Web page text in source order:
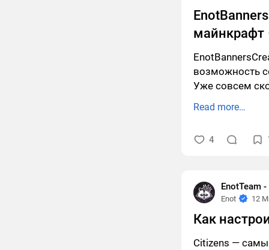
майнкрафт
возможность
Уже совсем
Read more…
4
EnotTeam
Enot 12
Как
Citizens —